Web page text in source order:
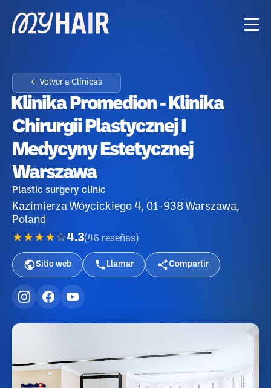
← Volver a Clínicas
️Klinika Promedion - Klinika
Chirurgii Plastycznej I
Medycyny Estetycznej
Warszawa
Plastic surgery clinic
Kazimierza Wóycickiego 4, 01-938 Warszawa,
Poland
★★★★☆4.3(46 reseñas )
Sitio web Llamar Compartir